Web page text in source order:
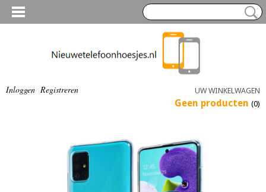
Inloggen Registreren UW WINKELWAGEN
Geen producten (0)